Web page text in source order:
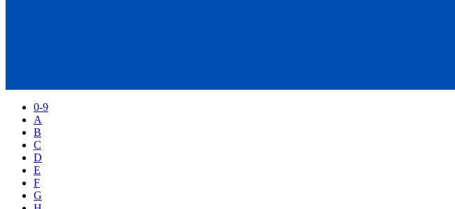
0-9
A
B
C
D
E
F
G